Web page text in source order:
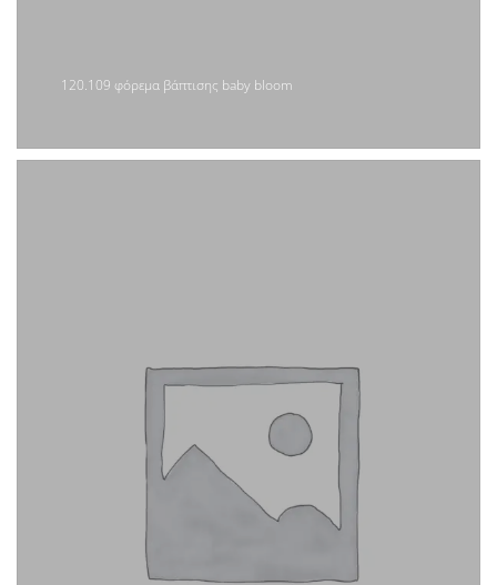
120.109 φόρεμα βάπτισης baby bloom